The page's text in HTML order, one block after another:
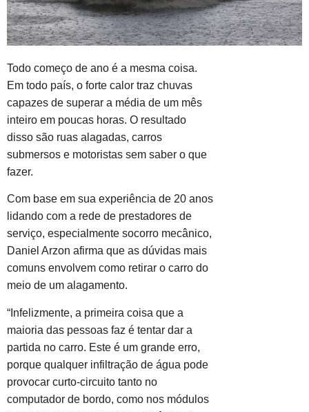
Todo começo de ano é a mesma coisa.
Em todo país, o forte calor traz chuvas
capazes de superar a média de um mês
inteiro em poucas horas. O resultado
disso são ruas alagadas, carros
submersos e motoristas sem saber o que
fazer.
Com base em sua experiência de 20 anos
lidando com a rede de prestadores de
serviço, especialmente socorro mecânico,
Daniel Arzon afirma que as dúvidas mais
comuns envolvem como retirar o carro do
meio de um alagamento.
“Infelizmente, a primeira coisa que a
maioria das pessoas faz é tentar dar a
partida no carro. Este é um grande erro,
porque qualquer infiltração de água pode
provocar curto-circuito tanto no
computador de bordo, como nos módulos